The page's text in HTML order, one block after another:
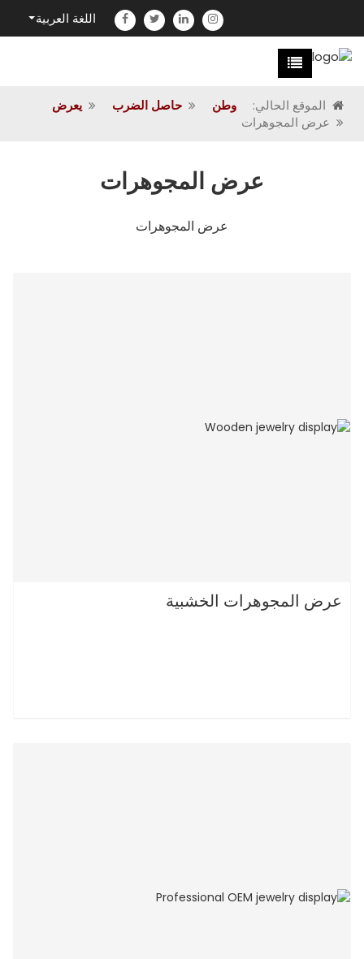
اللغة العربية
الموقع الحالي: وطن حاصل الضرب
يعرض
عرض المجوهرات
عرض المجوهرات
عرض المجوهرات
عرض المجوهرات الخشبية